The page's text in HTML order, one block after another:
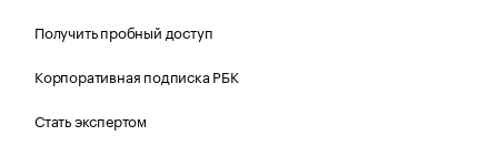
Получить пробный доступ
Корпоративная подписка РБК
Стать экспертом